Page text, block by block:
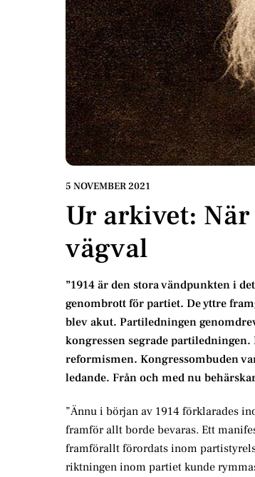
5 NOVEMBER 2021
Ur arkivet:
vägval
”1914 är den stora vändpunkten i
genombrott för partiet. De yttre
blev akut. Partiledningen
kongressen segrade
reformismen. Kongressombuden
ledande. Från och med nu
”Ännu i början av 1914 förklarades
framför allt borde bevaras. Ett
framförallt förordats inom
riktningen inom partiet kunde